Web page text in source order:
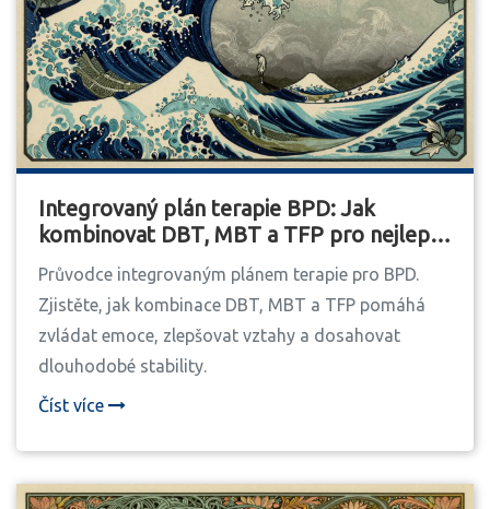
Integrovaný plán terapie BPD: Jak
kombinovat DBT, MBT a TFP pro nejlepší
výsledky
Průvodce integrovaným plánem terapie pro BPD.
Zjistěte, jak kombinace DBT, MBT a TFP pomáhá
zvládat emoce, zlepšovat vztahy a dosahovat
dlouhodobé stability.
Číst více